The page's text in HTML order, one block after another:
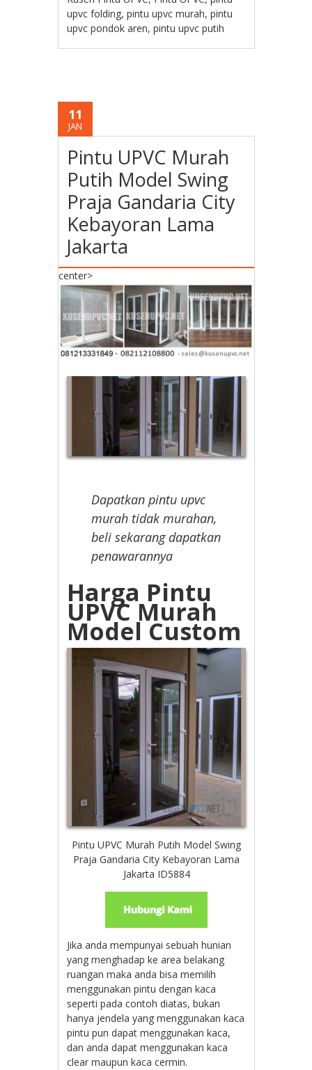
upvc folding,pintu upvc murah,pintu
upvc pondok aren,pintu upvc putih
11
JAN
Pintu UPVC Murah
Putih Model Swing
Praja Gandaria City
Kebayoran Lama
Jakarta
center>
Dapatkan pintu upvc
murah tidak murahan,
beli sekarang dapatkan
penawarannya
Harga Pintu
UPVC Murah
Model Custom
Pintu UPVC Murah Putih Model Swing
Praja Gandaria City Kebayoran Lama
Jakarta ID5884
Jika anda mempunyai sebuah hunian
yang menghadap ke area belakang
ruangan maka anda bisa memilih
menggunakan pintu dengan kaca
seperti pada contoh diatas, bukan
hanya jendela yang menggunakan kaca
pintu pun dapat menggunakan kaca,
dan anda dapat menggunakan kaca
clear maupun kaca cermin.